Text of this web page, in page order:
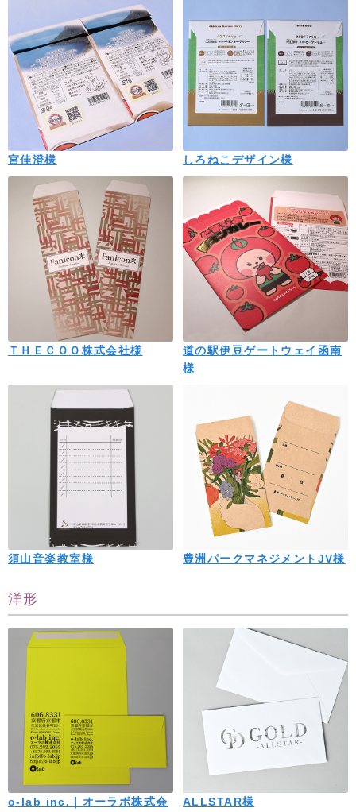
宮佳澄様 しろねこデザイン様
ＴＨＥＣＯＯ株式会社様
道の駅伊豆ゲートウェイ函南
様
須山音楽教室様 豊洲パークマネジメントJV様
洋形
o-lab inc.｜オーラボ株式会
ALLSTAR様